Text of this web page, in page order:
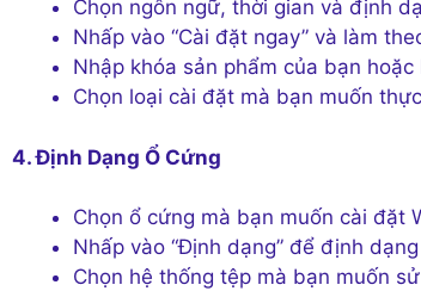
Chọn ngôn ngữ, thời gian và định
Nhấp vào “Cài đặt ngay” và làm
Nhập khóa sản phẩm của bạn
Chọn loại cài đặt mà bạn muốn
4. Định Dạng Ổ Cứng
Chọn ổ cứng mà bạn muốn cài đặt
Nhấp vào “Định dạng” để định
Chọn hệ thống tệp mà bạn muốn